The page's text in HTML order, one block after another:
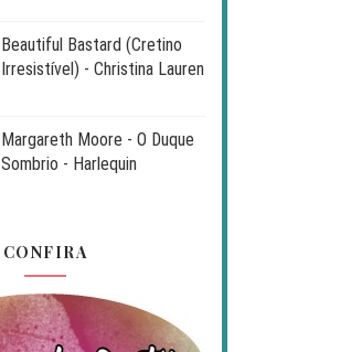
Beautiful Bastard (Cretino
Irresistível) - Christina Lauren
Margareth Moore - O Duque
Sombrio - Harlequin
CONFIRA